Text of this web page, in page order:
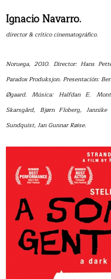
Ignacio Navarro.
director & crítico cinematográfico.
Noruega, 2010. Director: Hans
Paradox Produksjon. Presentación:
Øgaard. Música: Halfdan E.
Skarsgård, Bjørn Floberg,
Sundquist, Jan Gunnar Røise.